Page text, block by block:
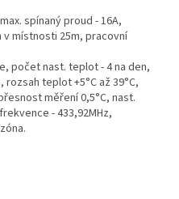
spínaný proud - 16A,
místnosti 25m, pracovní
počet nast. teplot - 4 na den,
rozsah teplot +5°C až 39°C,
měření 0,5°C, nast.
- 433,92MHz,